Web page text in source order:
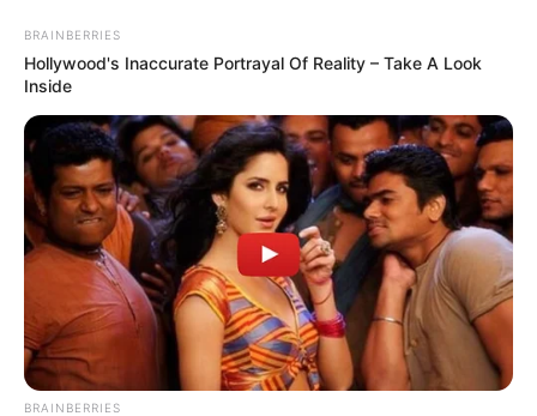
HOME
SERIES
BRAINBERRIES
Hollywood's Inaccurate Portrayal Of Reality – Take A Look
Inside
BRAINBERRIES